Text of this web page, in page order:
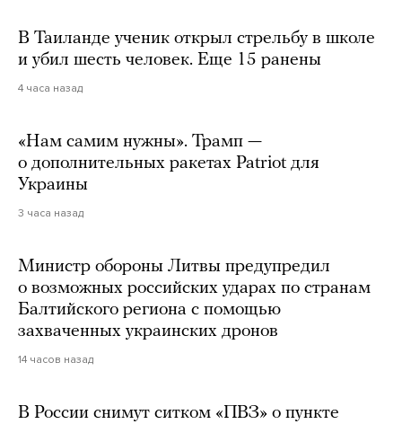
В Таиланде ученик открыл стрельбу в школе
и убил шесть человек. Еще 15 ранены
4 часа назад
«Нам самим нужны». Трамп —
о дополнительных ракетах Patriot для
Украины
3 часа назад
Министр обороны Литвы предупредил
о возможных российских ударах по странам
Балтийского региона с помощью
захваченных украинских дронов
14 часов назад
В России снимут ситком «ПВЗ» о пункте